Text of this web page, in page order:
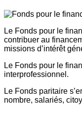
Le Fonds pour le
contribuer au
missions d’intérêt
Le Fonds pour le
interprofessionnel.
Le Fonds paritaire
nombre, salariés,